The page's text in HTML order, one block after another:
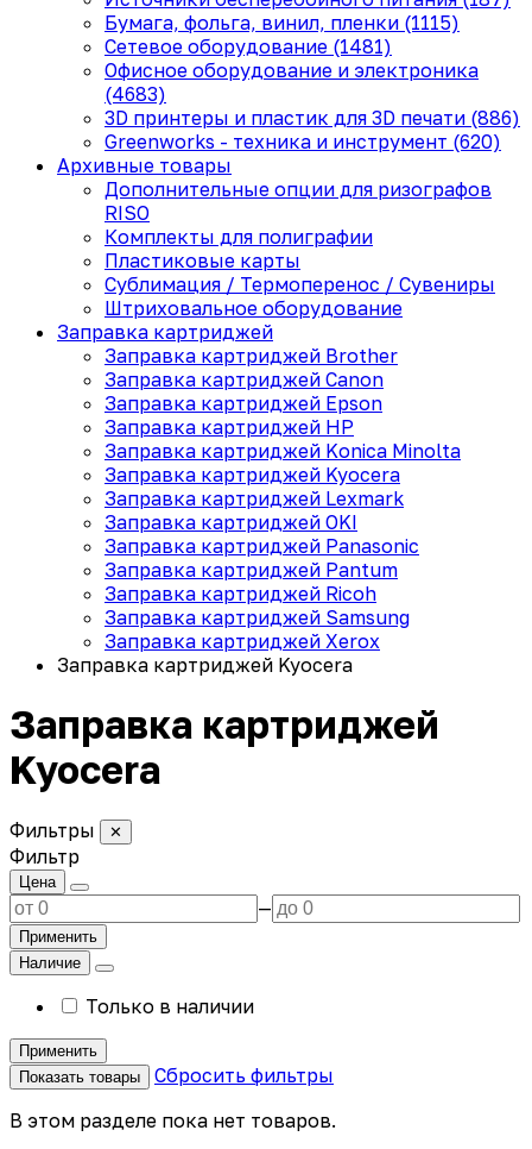
Бумага, фольга, винил, пленки (1115)
Сетевое оборудование (1481)
Офисное оборудование и электроника
(4683)
3D принтеры и пластик для 3D печати (886)
Greenworks - техника и инструмент (620)
Архивные товары
Дополнительные опции для ризографов
RISO
Комплекты для полиграфии
Пластиковые карты
Сублимация / Термоперенос / Сувениры
Штриховальное оборудование
Заправка картриджей
Заправка картриджей Brother
Заправка картриджей Canon
Заправка картриджей Epson
Заправка картриджей HP
Заправка картриджей Konica Minolta
Заправка картриджей Kyocera
Заправка картриджей Lexmark
Заправка картриджей OKI
Заправка картриджей Panasonic
Заправка картриджей Pantum
Заправка картриджей Ricoh
Заправка картриджей Samsung
Заправка картриджей Xerox
Заправка картриджей Kyocera
Заправка картриджей
Kyocera
Фильтры ✕
Фильтр
Цена
—
Применить
Наличие
Только в наличии
Применить
Показать товары
Сбросить фильтры
В этом разделе пока нет товаров.